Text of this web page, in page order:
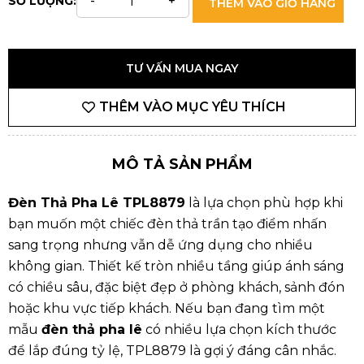
TƯ VẤN MUA NGAY
THÊM VÀO MỤC YÊU THÍCH
MÔ TẢ SẢN PHẨM
Đèn Thả Pha Lê TPL8879 là lựa chọn phù hợp khi
bạn muốn một chiếc đèn thả trần tạo điểm nhấn
sang trọng nhưng vẫn dễ ứng dụng cho nhiều
không gian. Thiết kế tròn nhiều tầng giúp ánh sáng
có chiều sâu, đặc biệt đẹp ở phòng khách, sảnh đón
hoặc khu vực tiếp khách. Nếu bạn đang tìm một
mẫu đèn thả pha lê có nhiều lựa chọn kích thước
để lắp đúng tỷ lệ, TPL8879 là gợi ý đáng cân nhắc.